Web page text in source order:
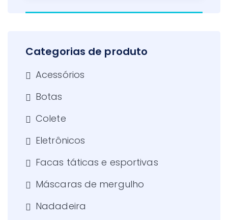
Categorias de produto
Acessórios
Botas
Colete
Eletrônicos
Facas táticas e esportivas
Máscaras de mergulho
Nadadeira